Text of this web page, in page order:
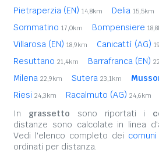
Pietraperzia (EN) 14,8km Delia 15,5km
Sommatino 17,0km Bompensiere
Villarosa (EN) 18,9km Canicattì (AG)
Resuttano 21,4km Barrafranca (EN)
Milena 22,9km Sutera 23,1km
Riesi 24,3km Racalmuto (AG) 24,6km
In grassetto sono riportati i
distanze sono calcolate in linea
Vedi l'elenco completo dei
ordinati per distanza.